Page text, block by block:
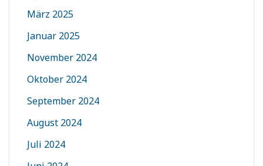
März 2025
Januar 2025
November 2024
Oktober 2024
September 2024
August 2024
Juli 2024